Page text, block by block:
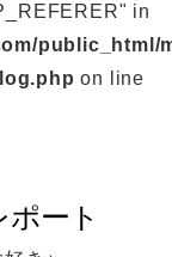
in
public_html/
on line